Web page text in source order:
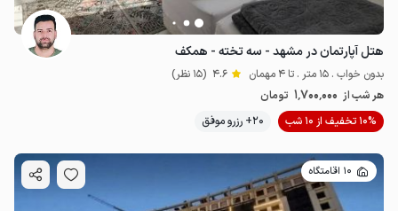
هتل آپارتمان در مشهد - سه تخته - همکف
بدون خواب . 15 متر . تا 4 مهمان 4.6 (15 نظر)
هر شب از 1٬700٬000 تومان
10% تخفیف از 10 شب
20+ رزرو موفق
10 اقامتگاه